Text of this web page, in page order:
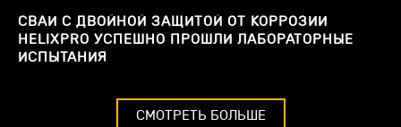
СВАИ С ДВОЙНОЙ ЗАЩИТОЙ ОТ КОРРОЗИИ
HELIXPRO УСПЕШНО ПРОШЛИ ЛАБОРАТОРНЫЕ
ИСПЫТАНИЯ
СМОТРЕТЬ БОЛЬШЕ